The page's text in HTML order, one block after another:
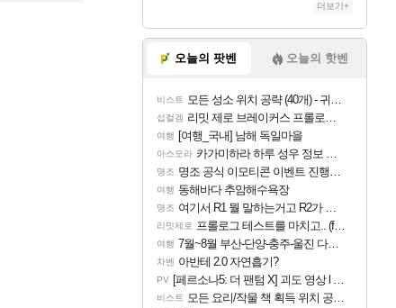
더보기+
오늘의 팟벤 오늘의 핫벤
비스트 모든 성소 위치 공략 (40개) - 귀환한 영혼 도전과제
섭컬겜 리밋 제로 브레이커스 프롤로그 테스트 후기 영상 업로드
여행 [여행_국내] 남해 독일마을
아스오라 카가미하라 하루 성우 정보 및 주요 필모
명조 명조 공식 이모티콘 이벤트 진행해봤습니다! 참여부터 추첨까지????
여행 동해바다 추암해수욕장
명조 여기서 R1 뭘 말하는거고 R2가 뭘말하는걸까요?
리밋제로 프롤로그 테스트를 마치고.. (feat. 리아)
여행 7월~8월 부산-단양-충주-울진 다녀왔어요~
차벤 아반테 2.0 자연흡기?
PV [페르소나5: 더 팬텀 X] 괴도 영상 l 타카마키 안·댄싱 스타
비스트 모든 요리/작물 책 획득 위치 공략 (36개) - 미식가 도전과제